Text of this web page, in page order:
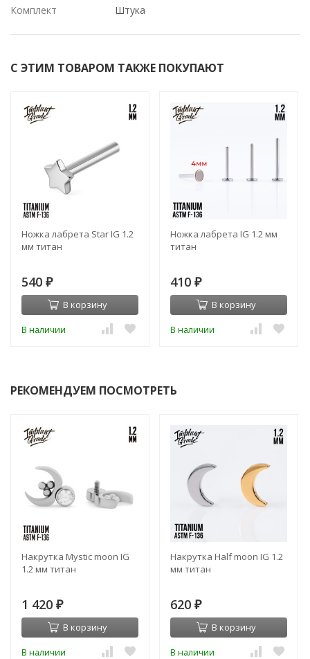
Комплект Штука
С ЭТИМ ТОВАРОМ ТАКЖЕ ПОКУПАЮТ
Ножка лабрета Star IG 1.2
мм титан
540 ₽
В корзину
В наличии
Ножка лабрета IG 1.2 мм
титан
410 ₽
В корзину
В наличии
РЕКОМЕНДУЕМ ПОСМОТРЕТЬ
Накрутка Mystic moon IG
1.2 мм титан
1 420 ₽
В корзину
В наличии
Накрутка Half moon IG 1.2
мм титан
620 ₽
В корзину
В наличии